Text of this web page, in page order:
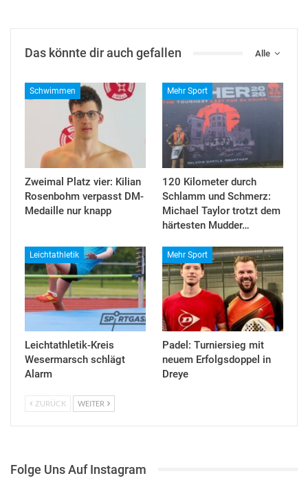
Alle
Das könnte dir auch gefallen
Schwimmen
Zweimal Platz vier: Kilian
Rosenbohm verpasst DM-
Medaille nur knapp
Mehr Sport
120 Kilometer durch
Schlamm und Schmerz:
Michael Taylor trotzt dem
härtesten Mudder…
Leichtathletik
Leichtathletik-Kreis
Wesermarsch schlägt
Alarm
Mehr Sport
Padel: Turniersieg mit
neuem Erfolgsdoppel in
Dreye
ZURÜCK WEITER
Folge Uns Auf Instagram